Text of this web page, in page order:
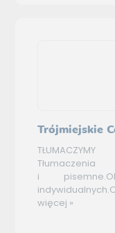
Trójmiejskie
i
więcej »